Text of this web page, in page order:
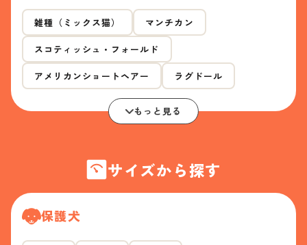
雑種（ミックス猫） マンチカン
スコティッシュ・フォールド
アメリカンショートヘアー ラグドール
もっと見る
サイズから探す
保護犬